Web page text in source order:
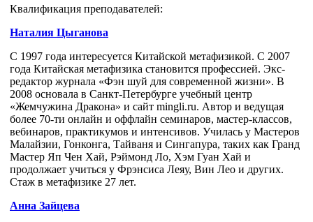
Квалификация преподавателей:
Наталия Цыганова
С 1997 года интересуется Китайской метафизикой. С 2007
года Китайская метафизика становится профессией. Экс-
редактор журнала «Фэн шуй для современной жизни». В
2008 основала в Санкт-Петербурге учебный центр
«Жемчужина Дракона» и сайт mingli.ru. Автор и ведущая
более 70-ти онлайн и оффлайн семинаров, мастер-классов,
вебинаров, практикумов и интенсивов. Училась у Мастеров
Малайзии, Гонконга, Тайваня и Сингапура, таких как Гранд
Мастер Яп Чен Хай, Рэймонд Ло, Хэм Гуан Хай и
продолжает учиться у Фрэнсиса Леяу, Вин Лео и других.
Стаж в метафизике 27 лет.
Анна Зайцева